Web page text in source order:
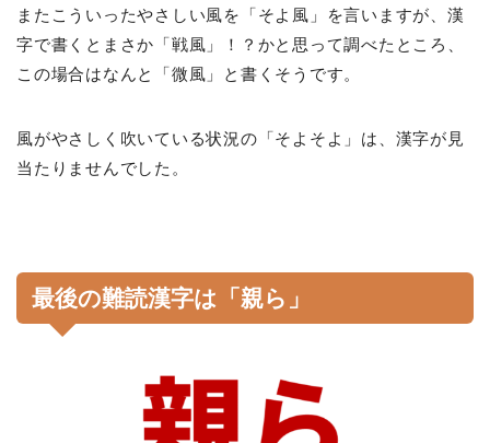
またこういったやさしい風を「そよ風」を言いますが、漢
字で書くとまさか「戦風」！？かと思って調べたところ、
この場合はなんと「微風」と書くそうです。
風がやさしく吹いている状況の「そよそよ」は、漢字が見
当たりませんでした。
最後の難読漢字は「親ら」